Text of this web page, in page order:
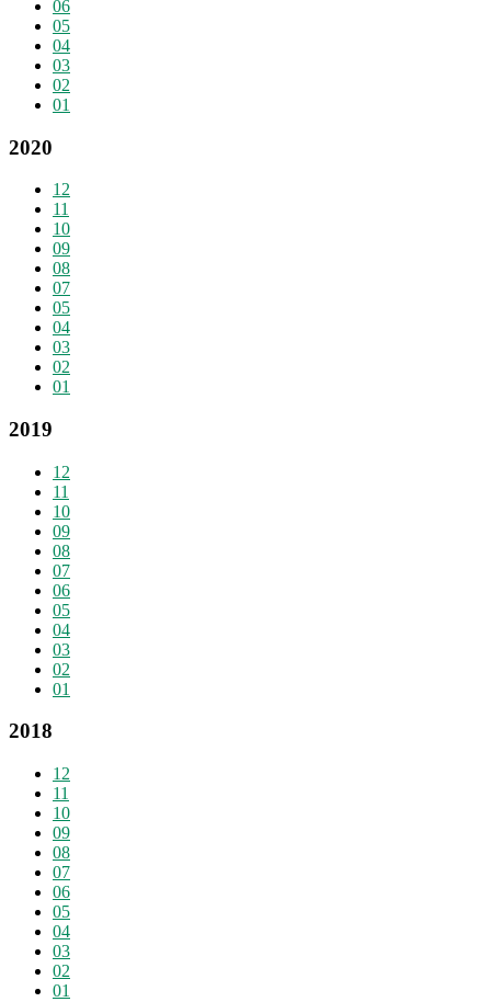
06
05
04
03
02
01
2020
12
11
10
09
08
07
05
04
03
02
01
2019
12
11
10
09
08
07
06
05
04
03
02
01
2018
12
11
10
09
08
07
06
05
04
03
02
01